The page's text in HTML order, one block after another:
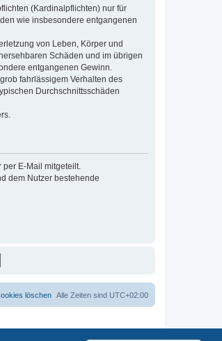
(Kardinalpflichten) nur für
wie insbesondere entgangenen
von Leben, Körper und
Schäden und im übrigen
entgangenen Gewinn.
fahrlässigem Verhalten des
Durchschnittsschäden
E-Mail mitgeteilt.
dem Nutzer bestehende
Alle Zeiten sind UTC+02:00
löschen